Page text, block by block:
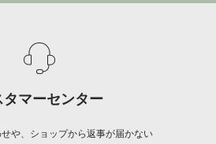
タマーセンター
や、ショップから返事が届かない